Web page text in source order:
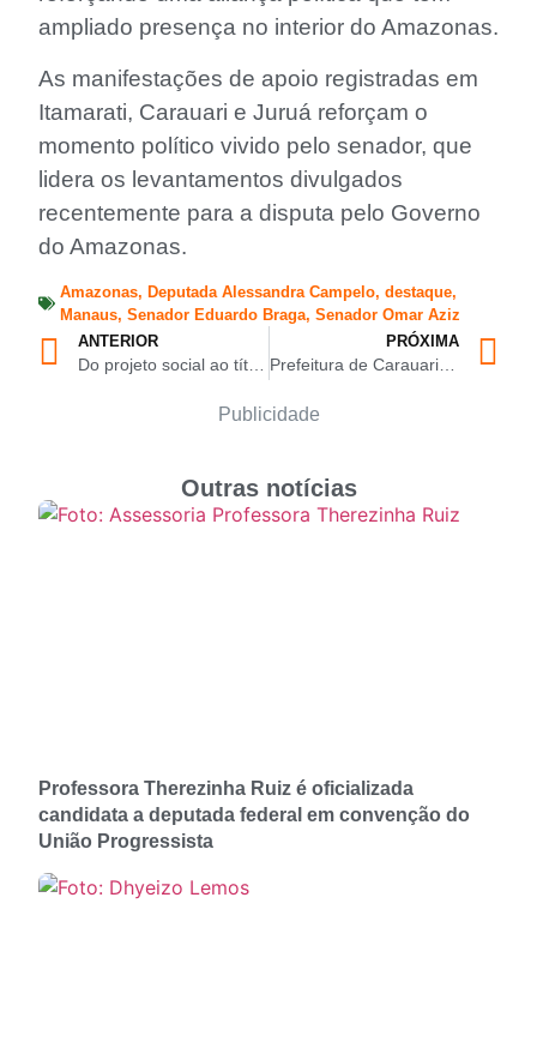
ampliado presença no interior do Amazonas.
As manifestações de apoio registradas em
Itamarati, Carauari e Juruá reforçam o
momento político vivido pelo senador, que
lidera os levantamentos divulgados
recentemente para a disputa pelo Governo
do Amazonas.
Amazonas, Deputada Alessandra Campelo, destaque,
Manaus, Senador Eduardo Braga, Senador Omar Aziz
ANTERIOR
PRÓXIMA
Prefeitura de Carauari promove Copa na Orla com transmissão de Brasil x Haiti e atrações musicais nesta sexta-feira (19/06)
Publicidade
Outras notícias
Professora Therezinha Ruiz é oficializada
candidata a deputada federal em convenção do
União Progressista